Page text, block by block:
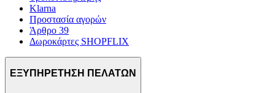
Klarna
Προστασία αγορών
Άρθρο 39
Δωροκάρτες SHOPFLIX
ΕΞΥΠΗΡΕΤΗΣΗ ΠΕΛΑΤΩΝ